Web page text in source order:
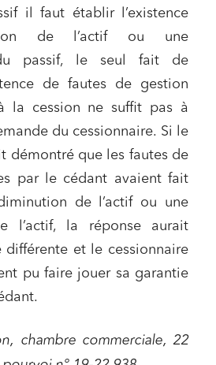
il faut établir l’existence
de l’actif ou une
passif, le seul fait de
de fautes de gestion
la cession ne suffit pas à
du cessionnaire. Si le
démontré que les fautes de
par le cédant avaient fait
de l’actif ou une
l’actif, la réponse aurait
différente et le cessionnaire
pu faire jouer sa garantie
chambre commerciale, 22